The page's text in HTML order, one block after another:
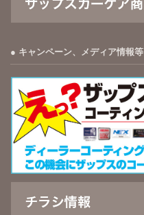
キャンペーン、メディア情報等